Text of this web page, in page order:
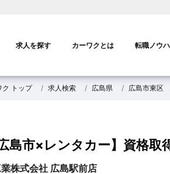
ン
ビ
ゲ
ン
求人を探す カーワクとは 転職ノウ
ク トップ 求人検索 広島県 広島市東区
島市×レンタカー】資格
株式会社 広島駅前店